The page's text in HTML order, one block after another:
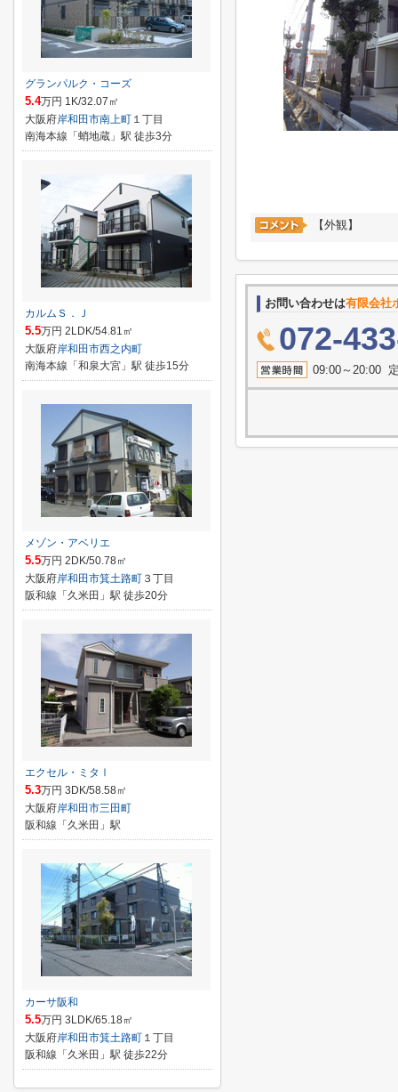
【外観】
お問い合わせは有限会社
072-
09:00～20:00
グランパルク・コーズ
5.4万円 1K/32.07㎡
大阪府岸和田市南上町 １丁目
南海本線「蛸地蔵」駅 徒歩3分
カルムＳ．Ｊ
5.5万円 2LDK/54.81㎡
大阪府岸和田市西之内町
南海本線「和泉大宮」駅 徒歩15分
メゾン・アベリエ
5.5万円 2DK/50.78㎡
大阪府岸和田市箕土路町 ３丁目
阪和線「久米田」駅 徒歩20分
エクセル・ミタⅠ
5.3万円 3DK/58.58㎡
大阪府岸和田市三田町
阪和線「久米田」駅
カーサ阪和
5.5万円 3LDK/65.18㎡
大阪府岸和田市箕土路町 １丁目
阪和線「久米田」駅 徒歩22分